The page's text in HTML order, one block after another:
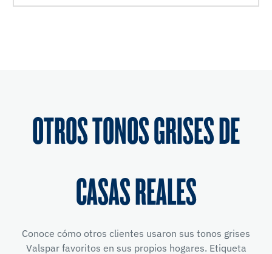
OTROS TONOS GRISES DE
CASAS REALES
Conoce cómo otros clientes usaron sus tonos grises
Valspar favoritos en sus propios hogares. Etiqueta